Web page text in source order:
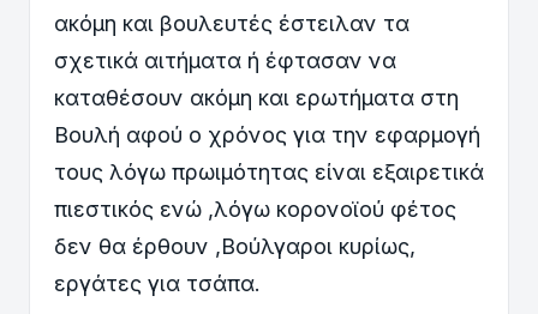
ακόμη και βουλευτές έστειλαν τα
σχετικά αιτήματα ή έφτασαν να
καταθέσουν ακόμη και ερωτήματα στη
Βουλή αφού ο χρόνος για την εφαρμογή
τους λόγω πρωιμότητας είναι εξαιρετικά
πιεστικός ενώ ,λόγω κορονοϊού φέτος
δεν θα έρθουν ,Βούλγαροι κυρίως,
εργάτες για τσάπα.